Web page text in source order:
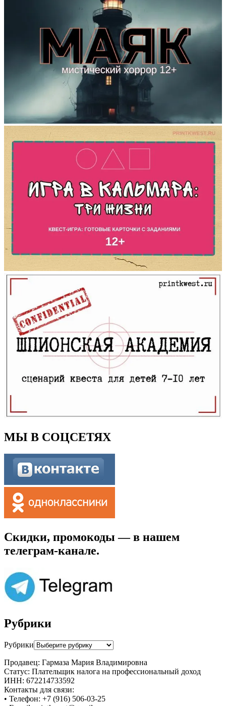
МЫ В СОЦСЕТЯХ
Скидки, промокоды — в нашем
телеграм-канале.
Рубрики
Рубрики
Продавец: Гармаза Мария Владимировна
Статус: Плательщик налога на профессиональный доход
ИНН: 672214733592
Контакты для связи:
• Телефон: +7 (916) 506-03-25